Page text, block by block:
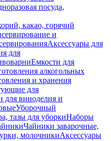
посуда,
какао, горячий
и
Аксессуары для
для
Емкости для
алкогольных
и хранения
для
для виноделия и
Уборочный
тазы для уборкиНаборы
Чайники заварочные,
молочникиАксессуары